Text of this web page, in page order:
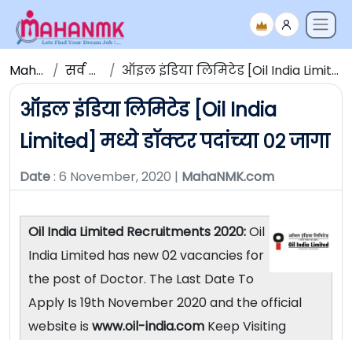
Maha NMK सर्व जाहिराती ऑइल इंडिया लिमिटेड [Oil India Limited] मध्ये डॉक्टर पदांच्या ०२ जागा
ऑइल इंडिया लिमिटेड [Oil India
Limited] मध्ये डॉक्टर पदांच्या ०२ जागा
Date: 6 November, 2020 | MahaNMK.com
Oil India Limited Recruitments 2020:Oil
India Limited has new 02 vacancies for
the post of Doctor. The Last Date To
Apply Is 19th November 2020 and the official
website is www.oil-india.com Keep Visiting